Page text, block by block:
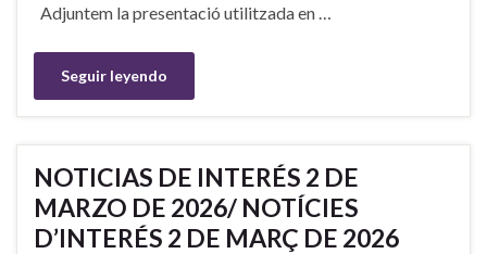
Adjuntem la presentació utilitzada en …
Seguir leyendo
NOTICIAS DE INTERÉS 2 DE
MARZO DE 2026/ NOTÍCIES
D’INTERÉS 2 DE MARÇ DE 2026